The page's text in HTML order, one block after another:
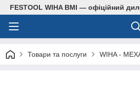
FESTOOL WIHA BMI — офіційний
Товари та послуги WIHA -